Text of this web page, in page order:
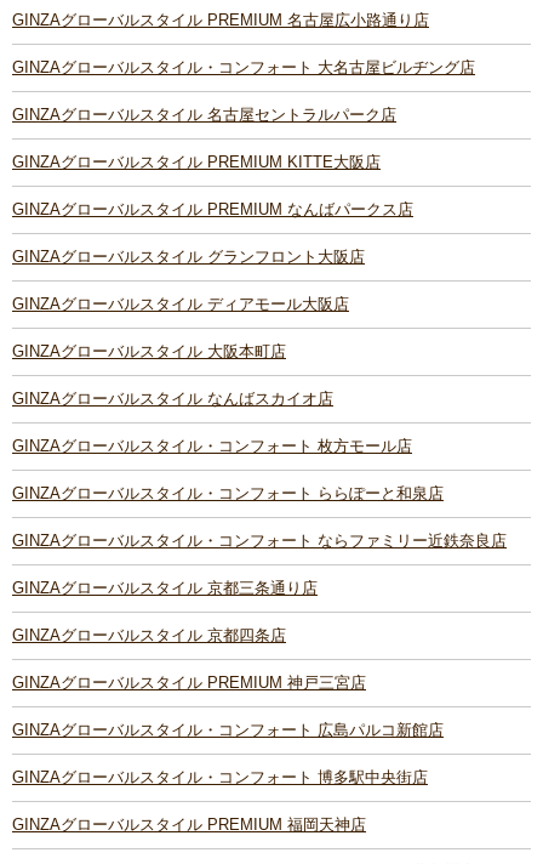
GINZAグローバルスタイル PREMIUM 名古屋広小路通り店
GINZAグローバルスタイル・コンフォート 大名古屋ビルヂング店
GINZAグローバルスタイル 名古屋セントラルパーク店
GINZAグローバルスタイル PREMIUM KITTE大阪店
GINZAグローバルスタイル PREMIUM なんばパークス店
GINZAグローバルスタイル グランフロント大阪店
GINZAグローバルスタイル ディアモール大阪店
GINZAグローバルスタイル 大阪本町店
GINZAグローバルスタイル なんばスカイオ店
GINZAグローバルスタイル・コンフォート 枚方モール店
GINZAグローバルスタイル・コンフォート ららぽーと和泉店
GINZAグローバルスタイル・コンフォート ならファミリー近鉄奈良店
GINZAグローバルスタイル 京都三条通り店
GINZAグローバルスタイル 京都四条店
GINZAグローバルスタイル PREMIUM 神戸三宮店
GINZAグローバルスタイル・コンフォート 広島パルコ新館店
GINZAグローバルスタイル・コンフォート 博多駅中央街店
GINZAグローバルスタイル PREMIUM 福岡天神店